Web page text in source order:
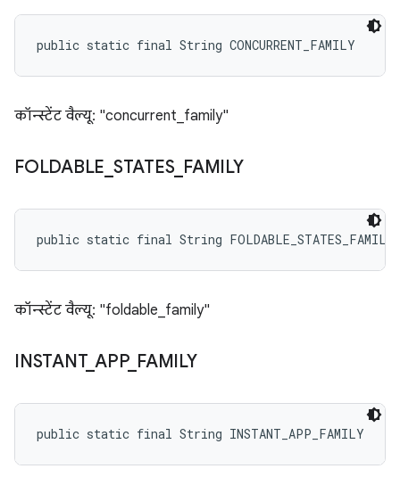
public static final String CONCURRENT_FAMILY
कॉन्स्टेंट वैल्यू: "concurrent_family"
FOLDABLE STATES_ FAMILY
public static final String FOLDABLE_STATES_FAMILY
कॉन्स्टेंट वैल्यू: "foldable_family"
INSTANT_ APP_ FAMILY
public static final String INSTANT_APP_FAMILY